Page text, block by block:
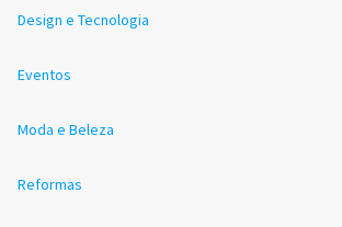
Design e Tecnologia
Eventos
Moda e Beleza
Reformas